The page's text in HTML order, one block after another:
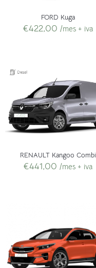
FORD Kuga
€422,00 /mes + iva
RENAULT Kangoo Combi
€441,00 /mes + iva